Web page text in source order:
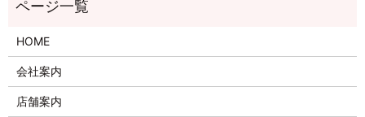
HOME
会社案内
店舗案内